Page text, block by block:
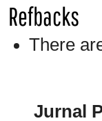
Refbacks
There
Jurnal